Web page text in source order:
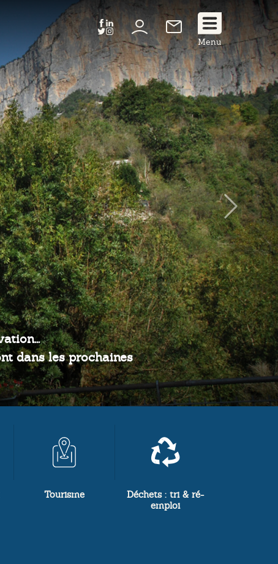
Suivez
nous
!
Menu
Tourisme
Déchets : tri & ré-
emploi